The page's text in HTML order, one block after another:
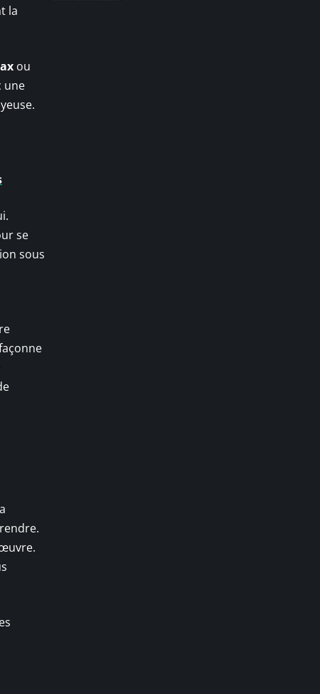
la
ou
une
se
sous